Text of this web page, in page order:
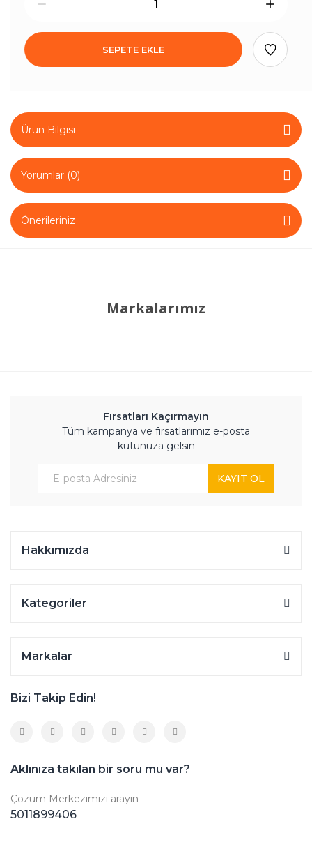
SEPETE EKLE
Ürün Bilgisi
Yorumlar (0)
Önerileriniz
Markalarımız
Fırsatları Kaçırmayın
Tüm kampanya ve fırsatlarımız e-posta
kutunuza gelsin
KAYIT OL
Hakkımızda
Kategoriler
Markalar
Bizi Takip Edin!
Aklınıza takılan bir soru mu var?
Çözüm Merkezimizi arayın
5011899406